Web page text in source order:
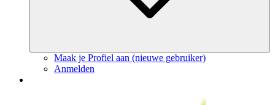
Maak je Profiel aan (nieuwe gebruiker)
Anmelden